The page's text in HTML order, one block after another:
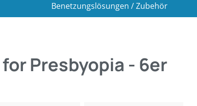
Benetzungslösungen / Zubehör
Presbyopia - 6er